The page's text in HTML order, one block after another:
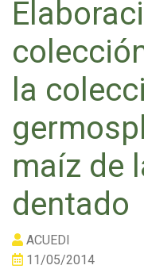
la
maíz de
dentado
ACUEDI
11/05/2014